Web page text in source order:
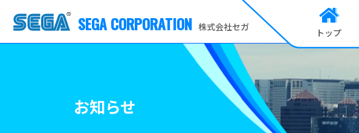
お知らせ
SEGA CORPORATION 株式会社セガ トップ